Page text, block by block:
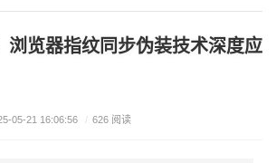
浏览器指纹同步伪装技术深度应
05-21 16:06:56 / 626 阅读